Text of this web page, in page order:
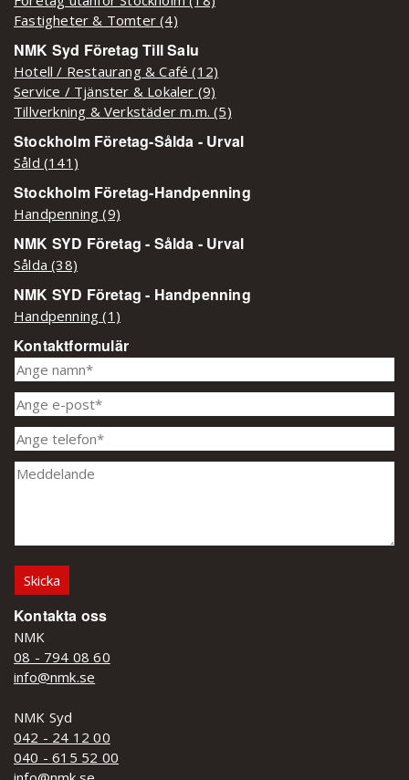
Fastigheter & Tomter (4)
NMK Syd Företag Till Salu
Hotell / Restaurang & Café (12)
Service / Tjänster & Lokaler (9)
Tillverkning & Verkstäder m.m. (5)
Stockholm Företag-Sålda - Urval
Såld (141)
Stockholm Företag-Handpenning
Handpenning (9)
NMK SYD Företag - Sålda - Urval
Sålda (38)
NMK SYD Företag - Handpenning
Handpenning (1)
Kontaktformulär
Kontakta oss
NMK
08 - 794 08 60
info@nmk.se
NMK Syd
042 - 24 12 00
040 - 615 52 00